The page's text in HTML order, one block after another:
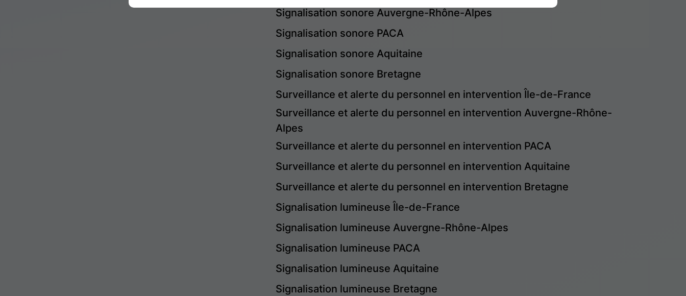
Signalisation sonore Auvergne-Rhône-Alpes
Signalisation sonore PACA
Signalisation sonore Aquitaine
Signalisation sonore Bretagne
Surveillance et alerte du personnel en intervention Île-de-France
Surveillance et alerte du personnel en intervention Auvergne-Rhône-
Alpes
Surveillance et alerte du personnel en intervention PACA
Surveillance et alerte du personnel en intervention Aquitaine
Surveillance et alerte du personnel en intervention Bretagne
Signalisation lumineuse Île-de-France
Signalisation lumineuse Auvergne-Rhône-Alpes
Signalisation lumineuse PACA
Signalisation lumineuse Aquitaine
Signalisation lumineuse Bretagne